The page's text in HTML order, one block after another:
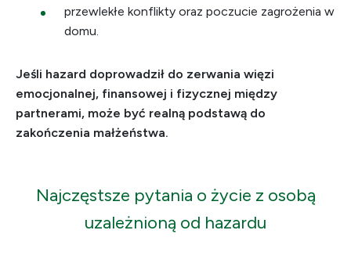
przewlekłe konflikty oraz poczucie zagrożenia w
domu.
Jeśli hazard doprowadził do zerwania więzi
emocjonalnej, finansowej i fizycznej między
partnerami, może być realną podstawą do
zakończenia małżeństwa.
Najczęstsze pytania o życie z osobą
uzależnioną od hazardu